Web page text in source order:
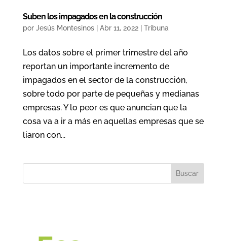
Suben los impagados en la construcción
por Jesús Montesinos| Abr 11, 2022| Tribuna
Los datos sobre el primer trimestre del año
reportan un importante incremento de
impagados en el sector de la construcción,
sobre todo por parte de pequeñas y medianas
empresas. Y lo peor es que anuncian que la
cosa va a ir a más en aquellas empresas que se
liaron con...
Buscar